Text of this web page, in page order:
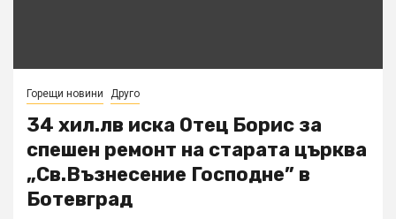
Горещи новини Друго
34 хил.лв иска Отец Борис за
спешен ремонт на старата църква
„Св.Възнесение Господне” в
Ботевград